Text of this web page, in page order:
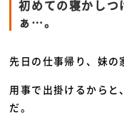
初めての寝かしつ
ぁ…。
先日の仕事帰り、妹の
用事で出掛けるからと
だ。